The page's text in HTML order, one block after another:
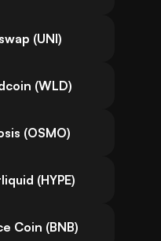
(UNI)
(WLD)
(OSMO)
(HYPE)
Coin (BNB)